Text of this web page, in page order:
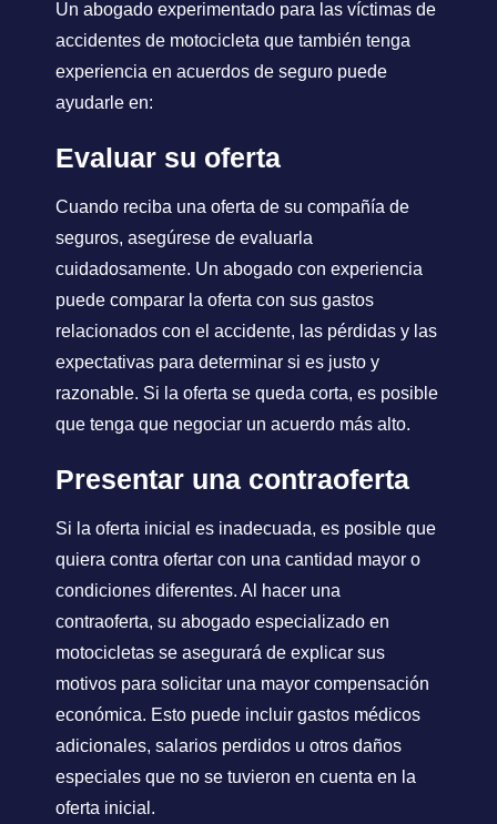
Un abogado experimentado para las víctimas de
accidentes de motocicleta que también tenga
experiencia en acuerdos de seguro puede
ayudarle en:
Evaluar su oferta
Cuando reciba una oferta de su compañía de
seguros, asegúrese de evaluarla
cuidadosamente. Un abogado con experiencia
puede comparar la oferta con sus gastos
relacionados con el accidente, las pérdidas y las
expectativas para determinar si es justo y
razonable. Si la oferta se queda corta, es posible
que tenga que negociar un acuerdo más alto.
Presentar una contraoferta
Si la oferta inicial es inadecuada, es posible que
quiera contra ofertar con una cantidad mayor o
condiciones diferentes. Al hacer una
contraoferta, su abogado especializado en
motocicletas se asegurará de explicar sus
motivos para solicitar una mayor compensación
económica. Esto puede incluir gastos médicos
adicionales, salarios perdidos u otros daños
especiales que no se tuvieron en cuenta en la
oferta inicial.